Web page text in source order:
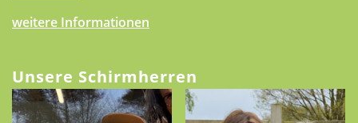
weitere Informationen
Unsere Schirmherren